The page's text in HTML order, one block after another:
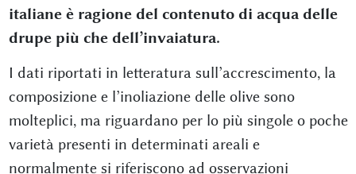
italiane è ragione del contenuto di acqua delle
drupe più che dell’invaiatura.
I dati riportati in letteratura sull’accrescimento, la
composizione e l’inoliazione delle olive sono
molteplici, ma riguardano per lo più singole o poche
varietà presenti in determinati areali e
normalmente si riferiscono ad osservazioni